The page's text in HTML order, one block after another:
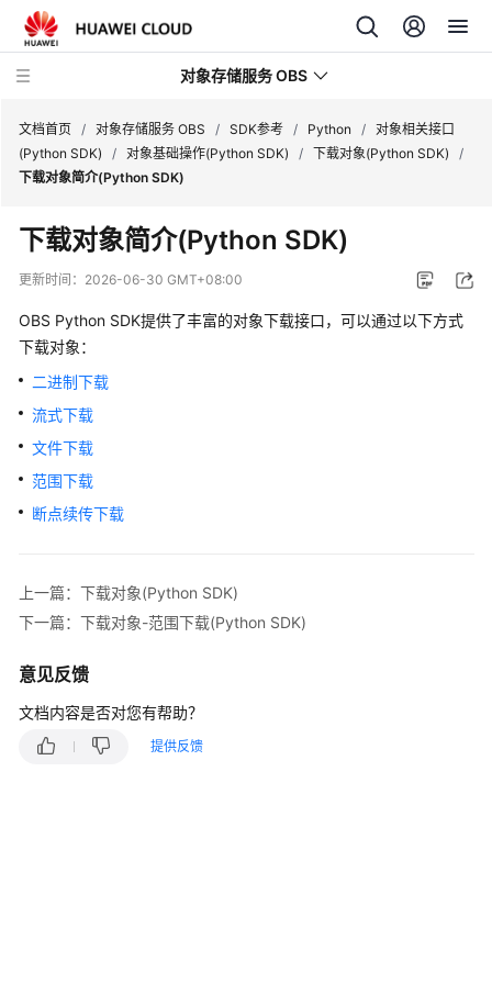
对象存储服务 OBS
新
动
态
服
务
告
产
介
绍
费
说
速
入
文档首页 / 对象存储服务 OBS / SDK参考 / Python / 对象相关接口
(Python SDK)
/ 对象基础操作(Python SDK) / 下载对象(Python SDK)
/
下载对象简介(Python SDK)
下载对象简介(Python SDK)
更新时间： 2026-06-30 GMT+08:00
OBS Python SDK提供了丰富的对象下载接口，可以通过以下方式
下载对象：
二进制下载
流式下载
文件下载
范围下载
断点续传下载
上一篇：下载对象(Python SDK)
下一篇：下载对象-范围下载(Python SDK)
意见反馈
文档内容是否对您有帮助？
提供反馈